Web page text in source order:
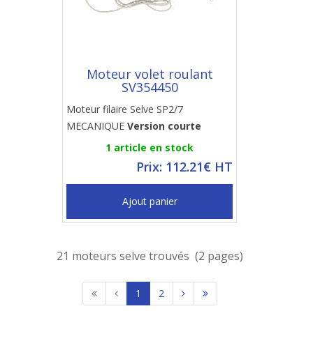
Moteur volet roulant
SV354450
Moteur filaire Selve SP2/7
MECANIQUE Version courte
1 article en stock
Prix: 112.21€ HT
Ajout panier
21 moteurs selve trouvés (2 pages)
1 2